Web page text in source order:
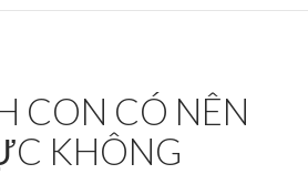
CON CÓ NÊN
KHÔNG